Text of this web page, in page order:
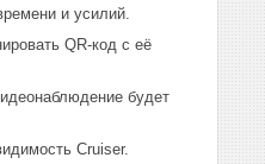
и усилий.
QR-код с её
будет
Cruiser.